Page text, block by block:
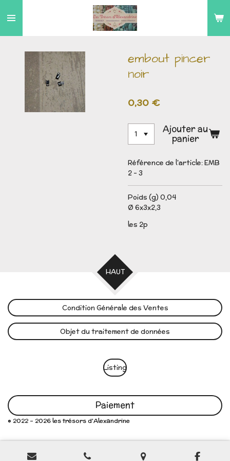
au
embout pincer
noir
0,30 €
Ajouter au
panier
Référence de l'article:EMB
2 - 3
Poids (g) 0,04
Ø 6x3x2,3
les 2p
HAUT
Condition Générale des Ventes
Objet du traitement de données
Listing
Paiement
© 2022 - 2026 les trésors d'Alexandrine